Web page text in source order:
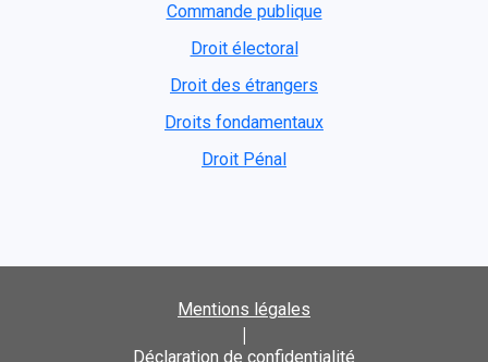
Commande publique
Droit électoral
Droit des étrangers
Droits fondamentaux
Droit Pénal
Mentions légales
|
Déclaration de confidentialité